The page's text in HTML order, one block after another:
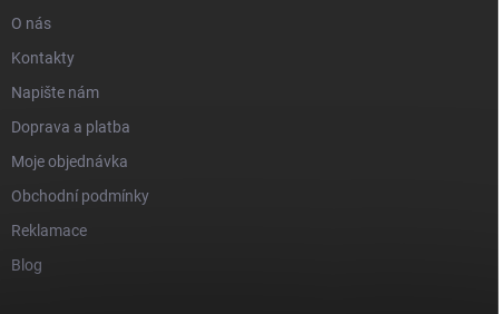
O nás
Kontakty
Napište nám
Doprava a platba
Moje objednávka
Obchodní podmínky
Reklamace
Blog